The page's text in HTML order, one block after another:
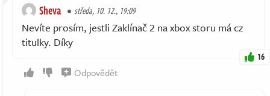
Sheva středa, 10. 12., 19:09
Nevíte prosím, jestli Zaklínač 2 na xbox storu má cz
titulky. Díky
16
Odpovědět